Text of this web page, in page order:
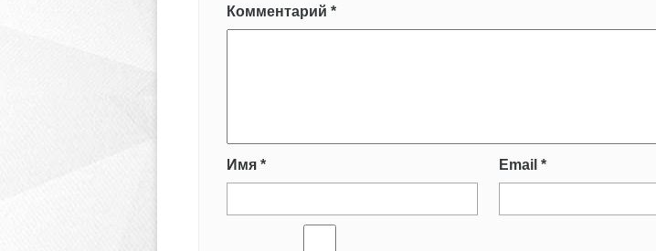
Комментарий *
Имя * Email *